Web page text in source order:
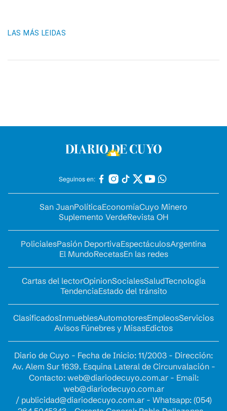
LAS MÁS LEIDAS
Seguinos en:
San JuanPolíticaEconomíaCuyo Minero
Suplemento VerdeRevista OH
PolicialesPasión DeportivaEspectáculosArgentina
El MundoRecetasEn las redes
Cartas del lectorOpinionSocialesSaludTecnología
TendenciaEstado del tránsito
ClasificadosInmueblesAutomotoresEmpleosServicios
Avisos Fúnebres y MisasEdictos
Diario de Cuyo - Fecha de Inicio: 11/2003 - Dirección:
Av. Alem Sur 1639. Esquina Lateral de Circunvalación -
Contacto: web@diariodecuyo.com.ar- Email:
web@diariodecuyo.com.ar
/ publicidad@diariodecuyo.com.ar- Whatsapp: (054)